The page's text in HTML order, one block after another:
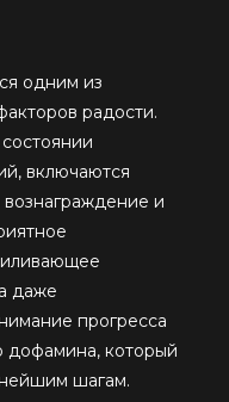
одним из
радости.
включаются
вознаграждение и
даже
прогресса
который
шагам.